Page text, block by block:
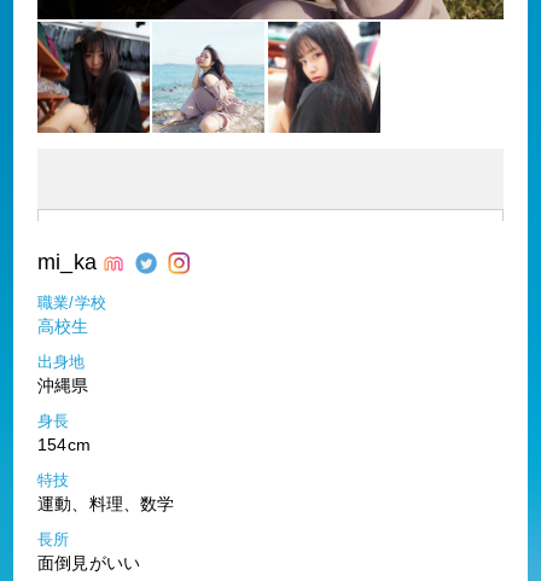
mi_ka
職業/学校
高校生
出身地
沖縄県
身長
154cm
特技
運動、料理、数学
長所
面倒見がいい